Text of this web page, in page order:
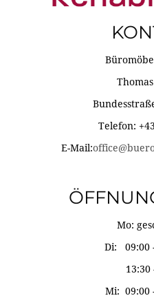
Telefon:
E-Mail:
Mo:
Di: 09:00
13:30 -
Mi: 09:00